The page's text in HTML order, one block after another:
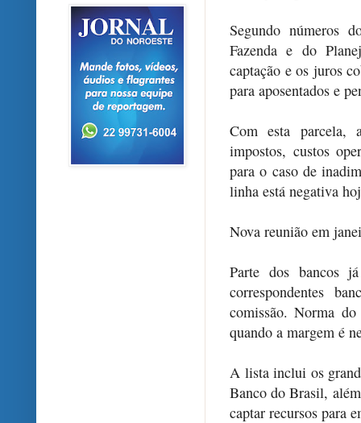
Segundo números
Fazenda e do
captação e os juros
para aposentados e
Com esta parcela,
impostos, custos
para o caso de
linha está negativa
Nova reunião em
Parte dos bancos
correspondentes
comissão. Norma
quando a margem é
A lista inclui os
Banco do Brasil,
captar recursos para